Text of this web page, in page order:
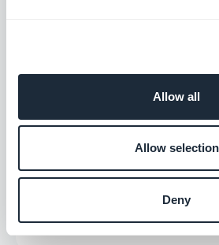
Allow all
Allow selection
Deny
Asistente de IA,